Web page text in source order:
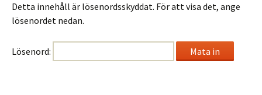
Detta innehåll är lösenordsskyddat. För att visa det, ange
lösenordet nedan.
Lösenord: